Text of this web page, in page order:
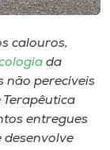
calouros,
da
não perecíveis
entregues
desenvolve